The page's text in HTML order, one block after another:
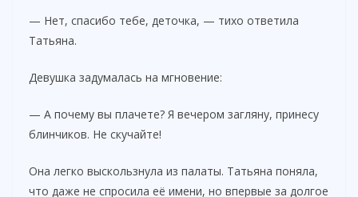
— Нет, спасибо тебе, деточка, — тихо ответила
Татьяна.
Девушка задумалась на мгновение:
— А почему вы плачете? Я вечером загляну, принесу
блинчиков. Не скучайте!
Она легко выскользнула из палаты. Татьяна поняла,
что даже не спросила её имени, но впервые за долгое